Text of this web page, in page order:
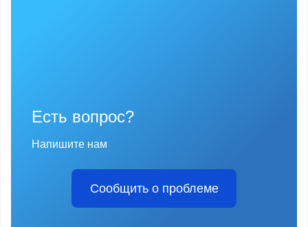
Есть вопрос?
Напишите нам
Сообщить о проблеме